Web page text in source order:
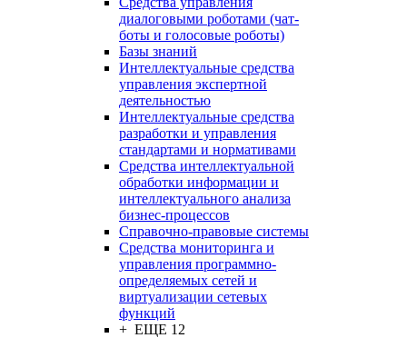
диалоговыми роботами (чат-
боты и голосовые роботы)
Базы знаний
Интеллектуальные средства
управления экспертной
деятельностью
Интеллектуальные средства
разработки и управления
стандартами и нормативами
Средства интеллектуальной
обработки информации и
интеллектуального анализа
бизнес-процессов
Справочно-правовые системы
Средства мониторинга и
управления программно-
определяемых сетей и
виртуализации сетевых
функций
+ ЕЩЕ 12